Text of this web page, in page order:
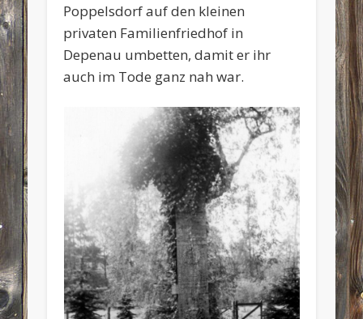
Poppelsdorf auf den kleinen
privaten Familienfriedhof in
Depenau umbetten, damit er ihr
auch im Tode ganz nah war.